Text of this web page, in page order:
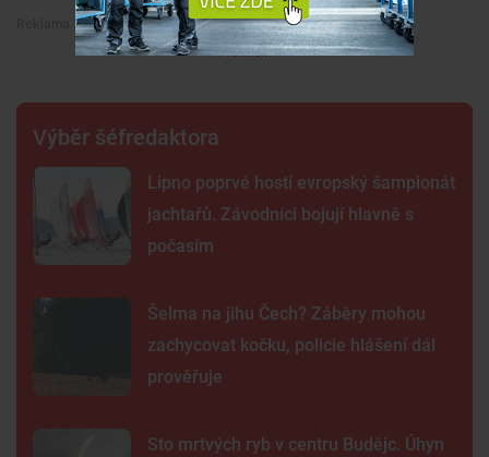
Premium
Výběr šéfredaktora
Lipno poprvé hostí evropský šampionát
jachtařů. Závodníci bojují hlavně s
počasím
Šelma na jihu Čech? Záběry mohou
zachycovat kočku, policie hlášení dál
prověřuje
Sto mrtvých ryb v centru Budějc. Úhyn